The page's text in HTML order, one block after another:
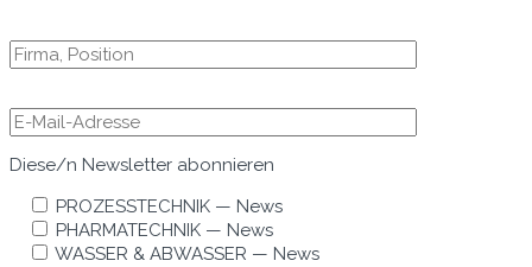
Diese/n Newslet­ter abonnieren
PROZESSTECHNIK — News
PHARMATECHNIK — News
WASSER & ABWASSER — News